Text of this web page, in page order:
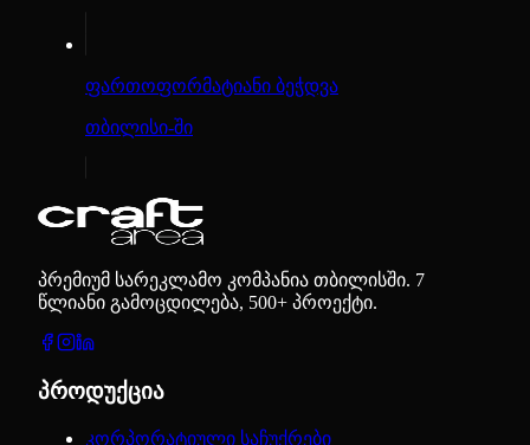
ფართოფორმატიანი ბეჭდვა
თბილისი-ში
პრემიუმ სარეკლამო კომპანია თბილისში. 7
წლიანი გამოცდილება, 500+ პროექტი.
პროდუქცია
კორპორატიული საჩუქრები